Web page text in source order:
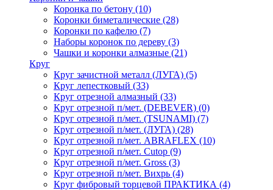
Коронка по бетону (10)
Коронки биметалические (28)
Коронки по кафелю (7)
Наборы коронок по дереву (3)
Чашки и коронки алмазные (21)
Круг
Круг зачистной металл (ЛУГА) (5)
Круг лепестковый (33)
Круг отрезной алмазный (33)
Круг отрезной п/мет. (DEBEVER) (0)
Круг отрезной п/мет. (TSUNAMI) (7)
Круг отрезной п/мет. (ЛУГА) (28)
Круг отрезной п/мет. ABRAFLEX (10)
Круг отрезной п/мет. Cutop (9)
Круг отрезной п/мет. Gross (3)
Круг отрезной п/мет. Вихрь (4)
Круг фибровый торцевой ПРАКТИКА (4)